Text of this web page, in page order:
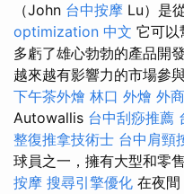
（John 台中按摩 Lu）是
optimization 中文 它可以
多虧了雄心勃勃的產品開
越來越有影響力的市場參
下午茶外燴 林口 外燴 外
Autowallis 台中刮痧推薦
整復推拿技術士 台中肩頸
球員之一，擁有大型和零
按摩 搜尋引擎優化 在夜